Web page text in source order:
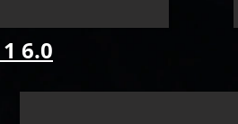
6.0